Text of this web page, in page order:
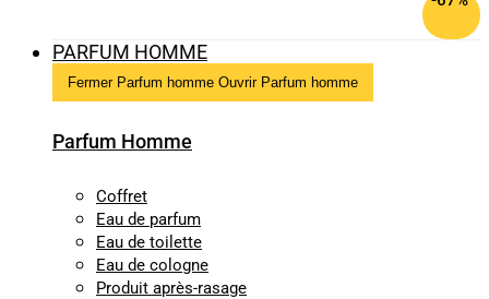
PARFUM HOMME
Fermer Parfum homme Ouvrir Parfum homme
Parfum Homme
Coffret
Eau de parfum
Eau de toilette
Eau de cologne
Produit après-rasage